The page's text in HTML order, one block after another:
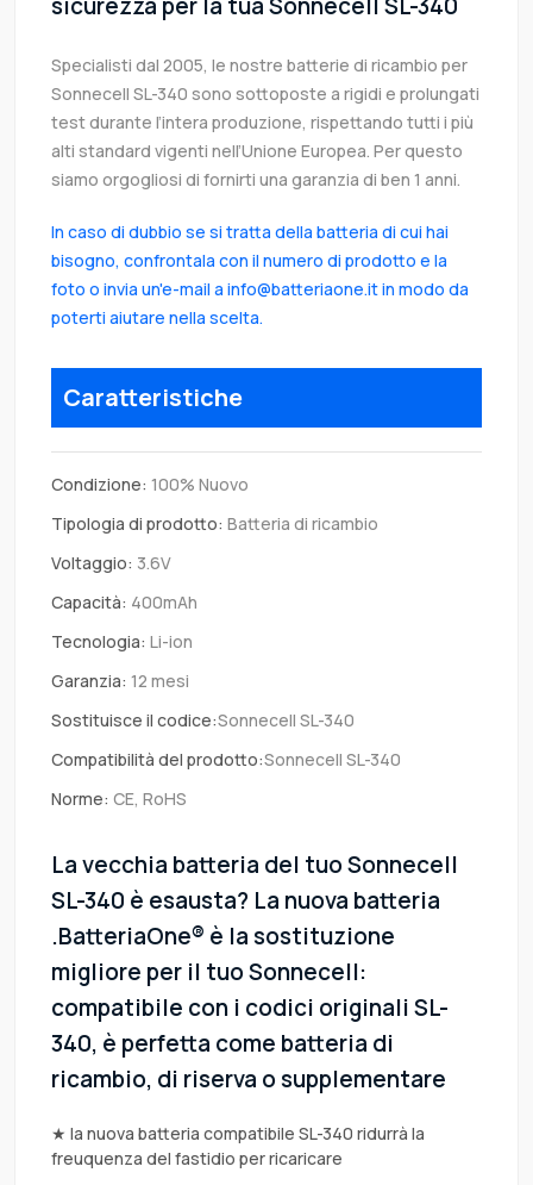
sicurezza per la tua Sonnecell SL-340
Specialisti dal 2005, le nostre batterie di ricambio per
Sonnecell SL-340 sono sottoposte a rigidi e prolungati
test durante l’intera produzione, rispettando tutti i più
alti standard vigenti nell’Unione Europea. Per questo
siamo orgogliosi di fornirti una garanzia di ben 1 anni.
In caso di dubbio se si tratta della batteria di cui hai
bisogno, confrontala con il numero di prodotto e la
foto o invia un'e-mail a info@batteriaone.it in modo da
poterti aiutare nella scelta.
Caratteristiche
Condizione: 100% Nuovo
Tipologia di prodotto: Batteria di ricambio
Voltaggio: 3.6V
Capacità: 400mAh
Tecnologia: Li-ion
Garanzia: 12 mesi
Sostituisce il codice:Sonnecell SL-340
Compatibilità del prodotto:Sonnecell SL-340
Norme: CE, RoHS
La vecchia batteria del tuo Sonnecell
SL-340 è esausta? La nuova batteria
.BatteriaOne® è la sostituzione
migliore per il tuo Sonnecell:
compatibile con i codici originali SL-
340, è perfetta come batteria di
ricambio, di riserva o supplementare
★ la nuova batteria compatibile SL-340 ridurrà la
freuquenza del fastidio per ricaricare